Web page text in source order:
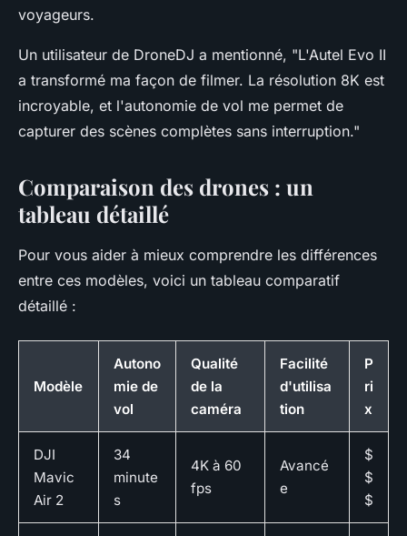
voyageurs.
Un utilisateur de DroneDJ a mentionné, "L'Autel Evo II
a transformé ma façon de filmer. La résolution 8K est
incroyable, et l'autonomie de vol me permet de
capturer des scènes complètes sans interruption."
Comparaison des drones : un
tableau détaillé
Pour vous aider à mieux comprendre les différences
entre ces modèles, voici un tableau comparatif
détaillé :
Modèle
Autono
mie de
vol
Qualité
de la
caméra
Facilité
d'utilisa
tion
P
ri
x
DJI
Mavic
Air 2
34
minute
s
4K à 60
fps
Avancé
e
$
$
$